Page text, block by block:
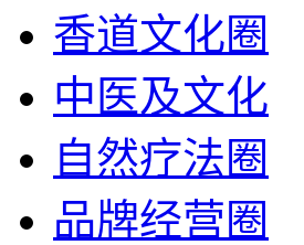
香道文化圈
中医及文化
自然疗法圈
品牌经营圈